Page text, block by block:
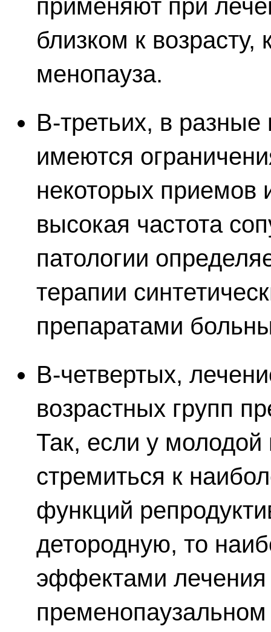
применяют при
близком к возрасту,
менопауза.
В-третьих, в
имеются
некоторых приемов
высокая частота
патологии
терапии
препаратами
В-четвертых,
возрастных групп
Так, если у
стремиться к
функций
детородную, то
эффектами